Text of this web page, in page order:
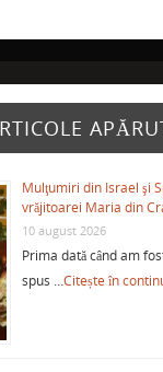
Mulţumiri din Israel şi
vrăjitoarei Maria din
10 august 2026
Prima dată când am
spus …Citește în